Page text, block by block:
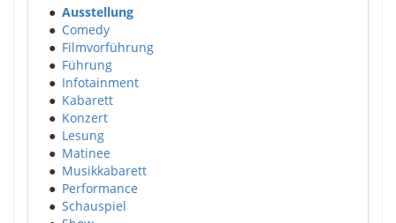
● Ausstellung
● Comedy
● Filmvorführung
● Führung
● Infotainment
● Kabarett
● Konzert
● Lesung
● Matinee
● Musikkabarett
● Performance
● Schauspiel